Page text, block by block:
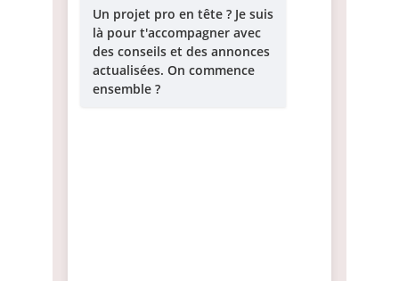
Un projet pro en tête ? Je suis
là pour t'accompagner avec
des conseils et des annonces
actualisées. On commence
ensemble ?